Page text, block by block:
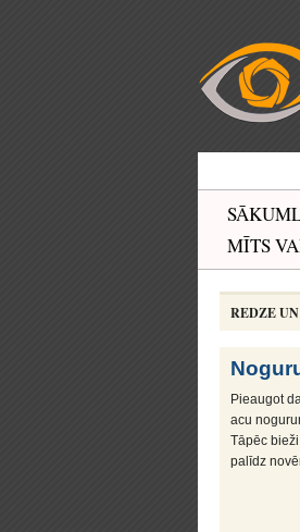
MĪTS
REDZE
Pieaugot
acu
Tāpēc
palīdz